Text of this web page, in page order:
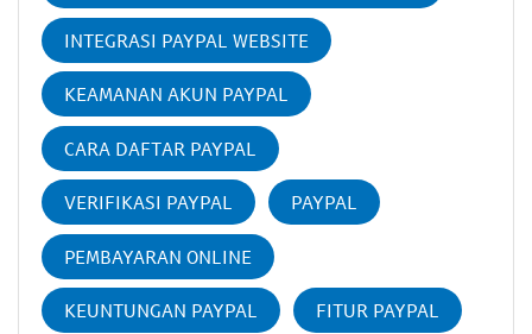
INTEGRASI PAYPAL WEBSITE
KEAMANAN AKUN PAYPAL
CARA DAFTAR PAYPAL
VERIFIKASI PAYPAL PAYPAL
PEMBAYARAN ONLINE
KEUNTUNGAN PAYPAL FITUR PAYPAL